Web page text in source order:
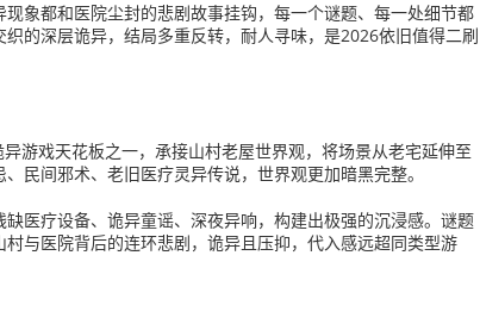
象都和医院尘封的悲剧故事挂钩，每一个谜题、每一处细节都
的深层诡异，结局多重反转，耐人寻味，是2026依旧值得二刷
游戏天花板之一，承接山村老屋世界观，将场景从老宅延伸至
民间邪术、老旧医疗灵异传说，世界观更加暗黑完整。
医疗设备、诡异童谣、深夜异响，构建出极强的沉浸感。谜题
与医院背后的连环悲剧，诡异且压抑，代入感远超同类型游